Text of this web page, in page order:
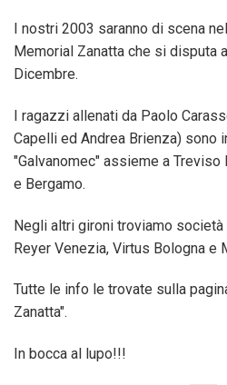
I nostri 2003 saranno di scena
Memorial Zanatta che si disputa
Dicembre.
I ragazzi allenati da Paolo
Capelli ed Andrea Brienza) sono
"Galvanomec" assieme a
e Bergamo.
Negli altri gironi troviamo
Reyer Venezia, Virtus Bologna e
Tutte le info le trovate sulla
Zanatta".
In bocca al lupo!!!